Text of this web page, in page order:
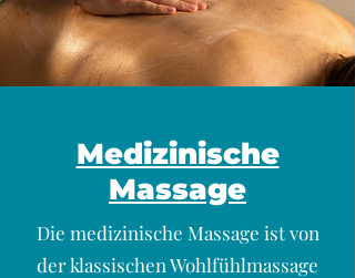
Medizinische
Massage
Die medizinische Massage ist von
der klassischen Wohlfühlmassage